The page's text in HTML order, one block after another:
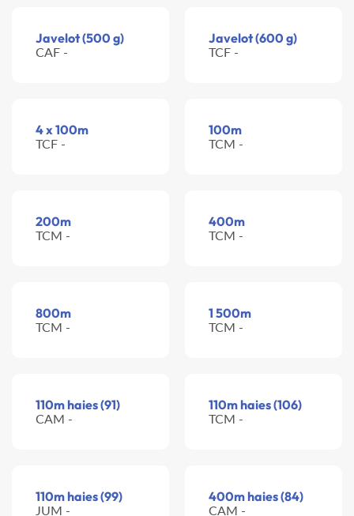
Javelot (500 g)
CAF -
Javelot (600 g)
TCF -
4 x 100m
TCF -
100m
TCM -
200m
TCM -
400m
TCM -
800m
TCM -
1 500m
TCM -
110m haies (91)
CAM -
110m haies (106)
TCM -
110m haies (99)
JUM -
400m haies (84)
CAM -